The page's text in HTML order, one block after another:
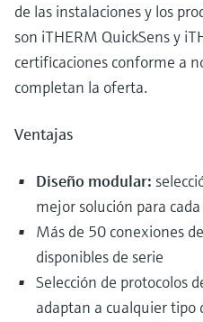
de las instalaciones y los
son iTHERM QuickSens y
certificaciones conforme a
completan la oferta.
Ventajas
Diseño modular:
mejor solución para
Más de 50 conexiones
disponibles de serie
Selección de protocolos
adaptan a cualquier tipo